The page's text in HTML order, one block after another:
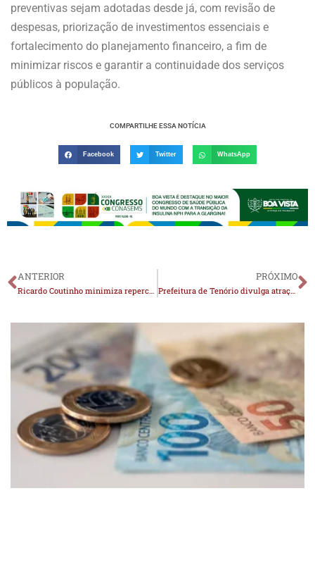
preventivas sejam adotadas desde já, com revisão de
despesas, priorização de investimentos essenciais e
fortalecimento do planejamento financeiro, a fim de
minimizar riscos e garantir a continuidade dos serviços
públicos à população.
COMPARTILHE ESSA NOTÍCIA
Facebook Twitter WhatsApp
ANTERIOR
Ricardo Coutinho minimiza repercussão de encontro com Cícero Lucena: “Cumprimento civilizado, nada mais do que isso”
PRÓXIMO
Prefeitura de Tenório divulga atrações do 5º Motocross com shows de Forró Pegado, Collo de Menina e Dois Corações